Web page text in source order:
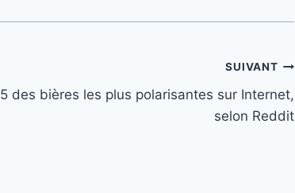
SUIVANT
5 des bières les plus polarisantes sur Internet,
selon Reddit